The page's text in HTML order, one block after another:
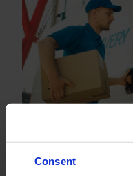
Consent
Envíos internacionales